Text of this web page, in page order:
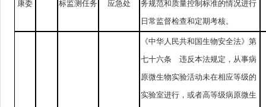
康委
标监测任务
应急处
务规范和质量控制标准的情况进行
日常监督检查和定期考核。
《中华人民共和国生物安全法》第
七十六条 违反本法规定，从事病
原微生物实验活动未在相应等级的
实验室进行，或者高等级病原微生